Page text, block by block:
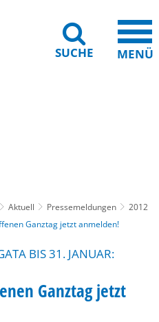
SUCHE MENÜ
Aktuell Pressemeldungen
2012
Ganztag jetzt anmelden!
BIS 31. JANUAR:
Ganztag jetzt